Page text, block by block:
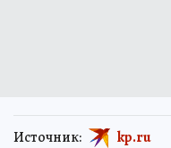
Источник: kp.ru